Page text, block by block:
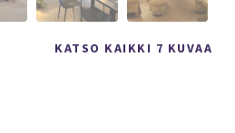
KATSO KAIKKI 7 KUVAA